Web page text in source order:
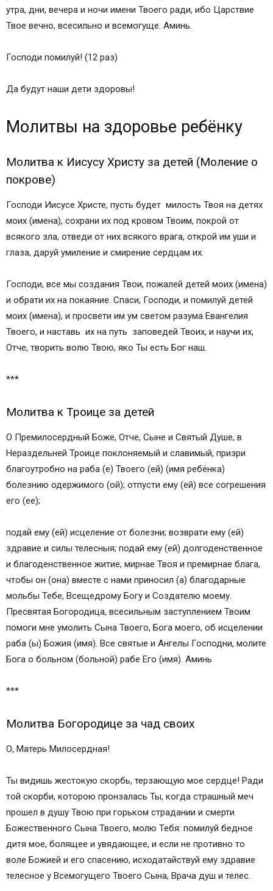
утра, дни, вечера и ночи имени Твоего ради, ибо Царствие
Твое вечно, всесильно и всемогуще. Аминь.
Господи помилуй! (12 раз)
Да будут наши дети здоровы!
Молитвы на здоровье ребёнку
Молитва к Иисусу Христу за детей (Моление о
покрове)
Господи Иисусе Христе, пусть будет милость Твоя на детях
моих (имена), сохрани их под кровом Твоим, покрой от
всякого зла, отведи от них всякого врага, открой им уши и
глаза, даруй умиление и смирение сердцам их.
Господи, все мы создания Твои, пожалей детей моих (имена)
и обрати их на покаяние. Спаси, Господи, и помилуй детей
моих (имена), и просвети им ум светом разума Евангелия
Твоего, и наставь их на путь заповедей Твоих, и научи их,
Отче, творить волю Твою, яко Ты есть Бог наш.
***
Молитва к Троице за детей
О Премилосердный Боже, Отче, Сыне и Святый Душе, в
Нераздельней Троице поклоняемый и славимый, призри
благоутробно на раба (е) Твоего (ей) (имя ребёнка)
болезнию одержимого (ой); отпусти ему (ей) все согрешения
его (ее);
подай ему (ей) исцеление от болезни; возврати ему (ей)
здравие и силы телесныя; подай ему (ей) долгоденственное
и благоденственное житие, мирнае Твоя и премирнае блага,
чтобы он (она) вместе с нами приносил (а) благодарные
мольбы Тебе, Всещедрому Богу и Создателю моему.
Пресвятая Богородица, всесильным заступлением Твоим
помоги мне умолить Сына Твоего, Бога моего, об исцелении
раба (ы) Божия (имя). Все святые и Ангелы Господни, молите
Бога о больном (больной) рабе Его (имя). Аминь
***
Молитва Богородице за чад своих
О, Матерь Милосердная!
Ты видишь жестокую скорбь, терзающую мое сердце! Ради
той скорби, которою пронзалась Ты, когда страшный меч
прошел в душу Твою при горьком страдании и смерти
Божественного Сына Твоего, молю Тебя: помилуй бедное
дитя мое, болящее и увядающее, и если не противно то
воле Божией и его спасению, исходатайствуй ему здравие
телесное у Всемогущего Твоего Сына, Врача душ и телес.